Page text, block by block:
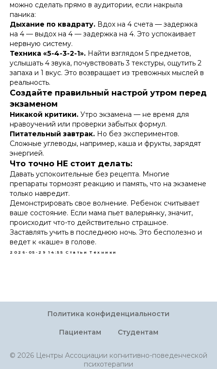
можно сделать прямо в аудитории, если накрыла
паника:
Дыхание по квадрату. Вдох на 4 счета — задержка
на 4 — выдох на 4 — задержка на 4. Это успокаивает
нервную систему.
Техника «5-4-3-2-1». Найти взглядом 5 предметов,
услышать 4 звука, почувствовать 3 текстуры, ощутить 2
запаха и 1 вкус. Это возвращает из тревожных мыслей в
реальность.
Создайте правильный настрой утром перед
экзаменом
Никакой критики. Утро экзамена — не время для
нравоучений или проверки забытых формул.
Питательный завтрак. Но без экспериментов.
Сложные углеводы, например, каша и фрукты, зарядят
энергией.
Что точно НЕ стоит делать:
Давать успокоительные без рецепта. Многие
препараты тормозят реакцию и память, что на экзамене
только навредит.
Демонстрировать свое волнение. Ребенок считывает
ваше состояние. Если мама пьет валерьянку, значит,
происходит что-то действительно страшное.
Заставлять учить в последнюю ночь. Это бесполезно и
ведет к «каше» в голове.
2026-05-29 14:55 Статьи Техники
Политика конфиденциальности
Пациентам Студентам
© 2026 Центры Ассоциации когнитивно-поведенческой
психотерапии